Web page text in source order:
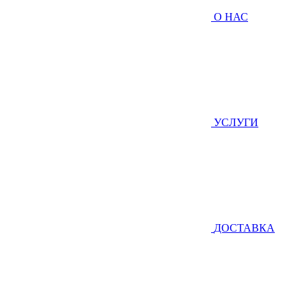
О НАС
УСЛУГИ
ДОСТАВКА